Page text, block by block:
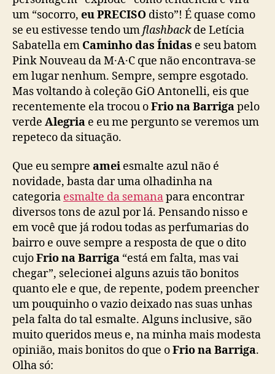
um “socorro, eu PRECISO disto”! É quase como
se eu estivesse tendo umflashbackde Letícia
Sabatella em Caminho das Ínidas e seu batom
Pink Nouveau da M·A·C que não encontrava-se
em lugar nenhum. Sempre, sempre esgotado.
Mas voltando à coleção GiO Antonelli, eis que
recentemente ela trocou oFrio na Barrigapelo
verde Alegria e eu me pergunto se veremos um
repeteco da situação.
Que eu sempre amei esmalte azul não é
novidade, basta dar uma olhadinha na
categoria esmalte da semanapara encontrar
diversos tons de azul por lá. Pensando nisso e
em você que já rodou todas as perfumarias do
bairro e ouve sempre a resposta de que o dito
cujoFrio na Barriga “está em falta, mas vai
chegar”, selecionei alguns azuis tão bonitos
quanto ele e que, de repente, podem preencher
um pouquinho o vazio deixado nas suas unhas
pela falta do tal esmalte. Alguns inclusive, são
muito queridos meus e, na minha mais modesta
opinião, mais bonitos do que oFrio na Barriga.
Olha só: